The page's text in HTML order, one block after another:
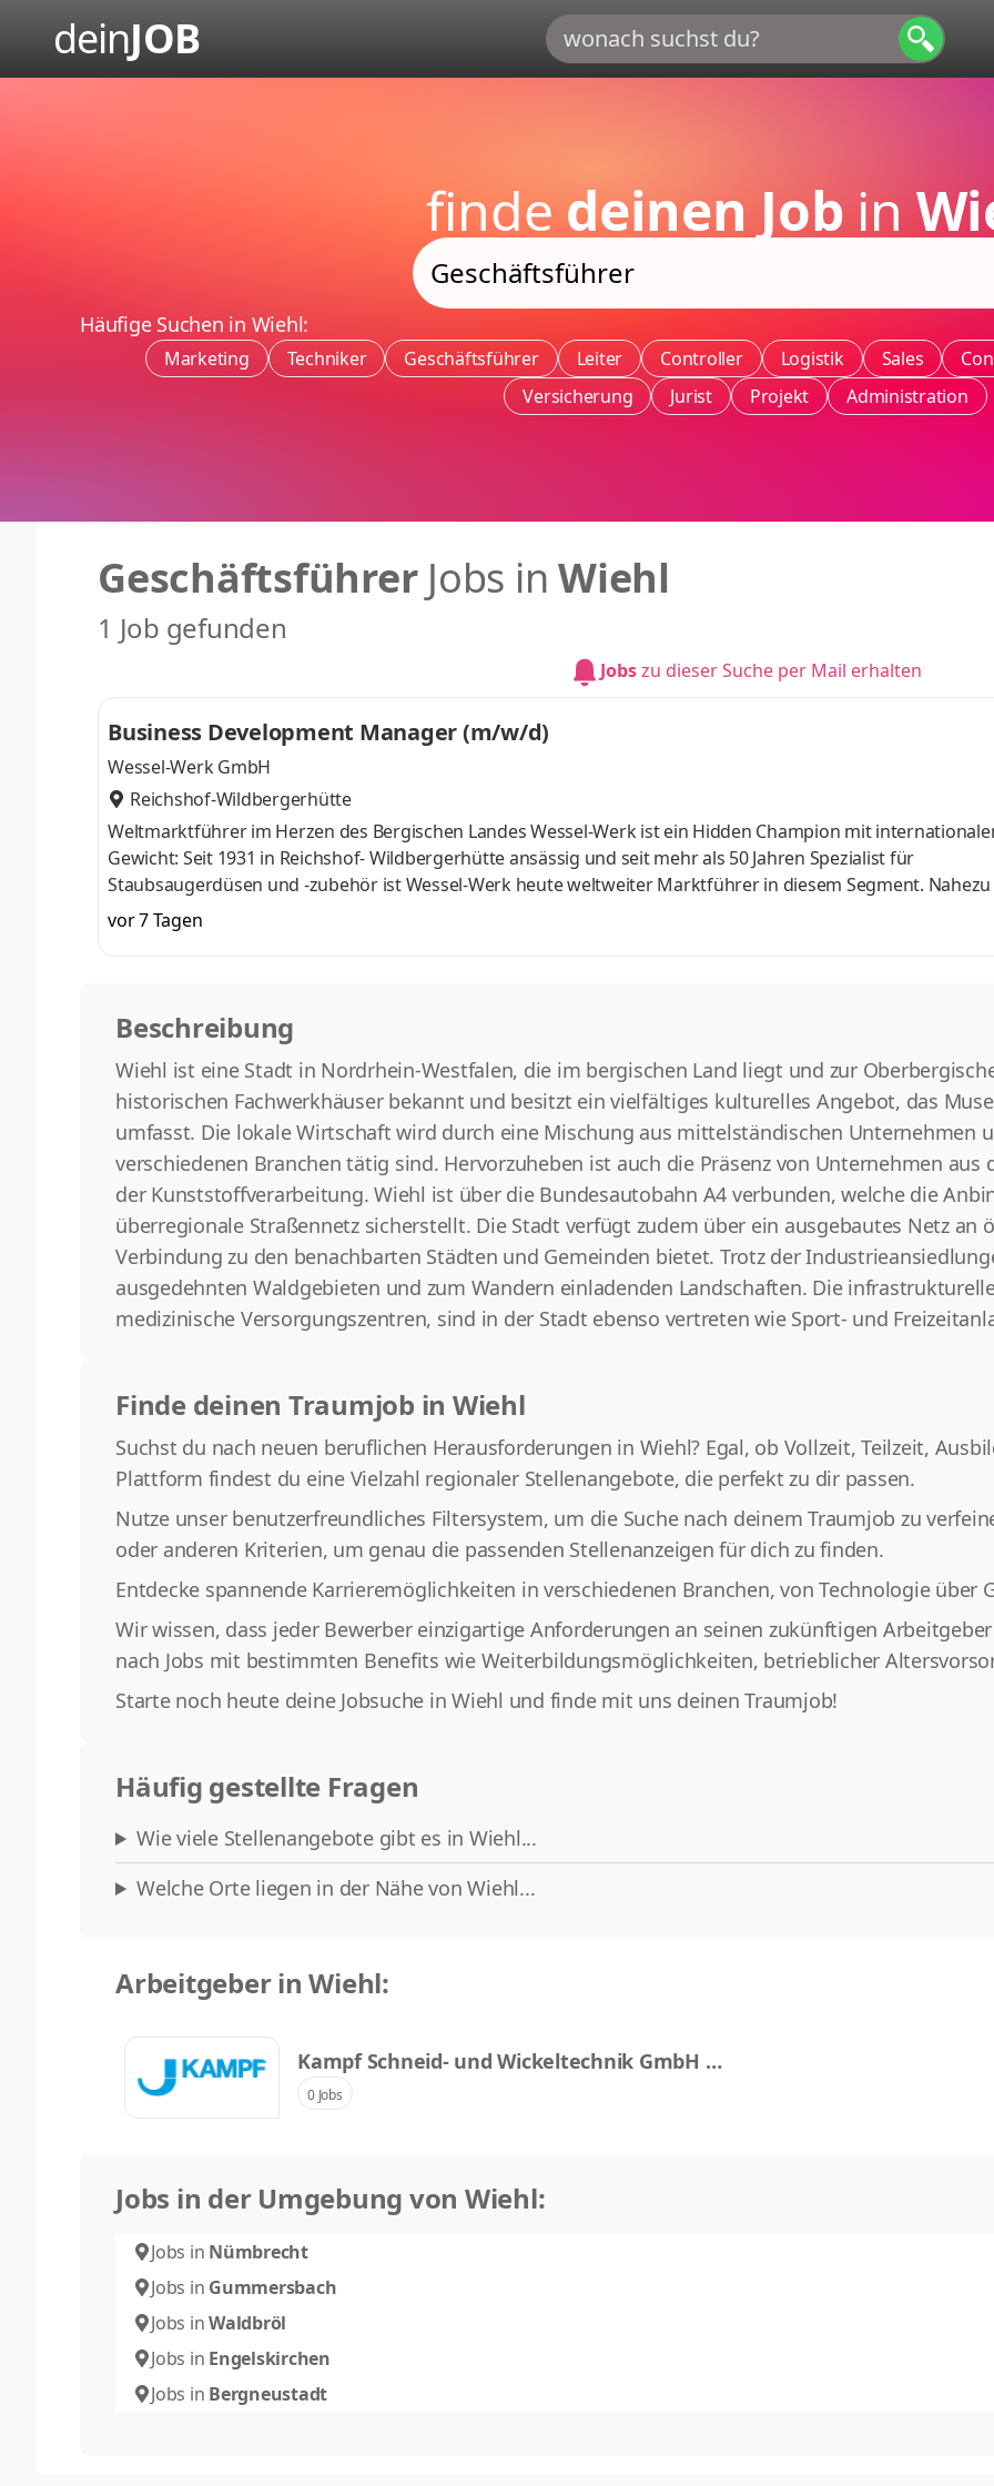
deinJOB
findedeinen Job in
Häufige Suchen in Wiehl:
Marketing Techniker Geschäftsführer Leiter Controller Logistik Sales
Versicherung
Jurist Projekt Administration
GeschäftsführerJobs in Wiehl
1 Job gefunden
Jobszu dieser Suche per Mail erhalten
Business Development Manager (m/w/d)
Wessel-Werk GmbH
Reichshof-Wildbergerhütte
Weltmarktführer im Herzen des Bergischen Landes Wessel-Werk ist ein Hidden Champion mit
Gewicht: Seit 1931 in Reichshof- Wildbergerhütte ansässig und seit mehr als 50 Jahren Spezialist für
Staubsaugerdüsen und -zubehör ist Wessel-Werk heute weltweiter Marktführer in diesem Segment. Nahezu
namhaften Staubsaugerhersteller der Welt vertrauen auf unsere Produkte. Mit rund 360 Mitarbeitenden und
Produktionsstandorten in Deutschland, Polen und China sowie einer Vertriebsgesellschaft in den USA sind wir
konsequent international aufgestellt - und wachsen jetzt aktiv in neue Kundensegmente. Unser Portfolio
vor 7 Tagen
Beschreibung
Wiehl ist eine Stadt in Nordrhein-Westfalen, die im bergischen Land liegt und zur
historischen Fachwerkhäuser bekannt und besitzt ein vielfältiges kulturelles Angebot, das
umfasst. Die lokale Wirtschaft wird durch eine Mischung aus mittelständischen Unternehmen
verschiedenen Branchen tätig sind. Hervorzuheben ist auch die Präsenz von Unternehmen
der Kunststoffverarbeitung. Wiehl ist über die Bundesautobahn A4 verbunden, welche die
überregionale Straßennetz sicherstellt. Die Stadt verfügt zudem über ein ausgebautes Netz
Verbindung zu den benachbarten Städten und Gemeinden bietet. Trotz der
ausgedehnten Waldgebieten und zum Wandern einladenden Landschaften. Die
medizinische Versorgungszentren, sind in der Stadt ebenso vertreten wie Sport- und
Finde deinen Traumjob in Wiehl
Suchst du nach neuen beruflichen Herausforderungen in Wiehl? Egal, ob Vollzeit, Teilzeit,
Plattform findest du eine Vielzahl regionaler Stellenangebote, die perfekt zu dir passen.
Nutze unser benutzerfreundliches Filtersystem, um die Suche nach deinem Traumjob zu
oder anderen Kriterien, um genau die passenden Stellenanzeigen für dich zu finden.
Entdecke spannende Karrieremöglichkeiten in verschiedenen Branchen, von Technologie über
Wir wissen, dass jeder Bewerber einzigartige Anforderungen an seinen zukünftigen
nach Jobs mit bestimmten Benefits wie Weiterbildungsmöglichkeiten, betrieblicher
Starte noch heute deine Jobsuche in Wiehl und finde mit uns deinen Traumjob!
Häufig gestellte Fragen
Wie viele Stellenangebote gibt es in Wiehl...
Welche Orte liegen in der Nähe von Wiehl...
Arbeitgeber in Wiehl:
Kampf Schneid- und Wickeltechnik GmbH &
Co. KG
0 Jobs
Jobs in der Umgebung von Wiehl:
Jobs in Nümbrecht
Jobs in Gummersbach
Jobs inWaldbröl
Jobs in Engelskirchen
Jobs in Bergneustadt